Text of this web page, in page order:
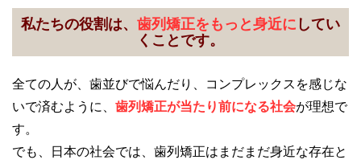
私たちの役割は、 歯列矯正をもっと身近に してい
くことです。
全ての人が、歯並びで悩んだり、コンプレックスを感じな
いで済むように、 歯列矯正が当たり前になる社会が理想で
す。
でも、日本の社会では、歯列矯正はまだまだ身近な存在と